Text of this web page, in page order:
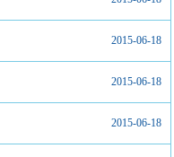
2015-06-18
2015-06-18
2015-06-18